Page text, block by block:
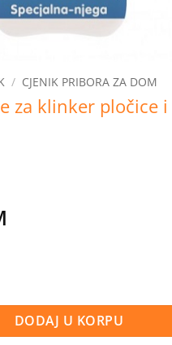
/ CJENIK PRIBORA ZA DOM
za klinker pločice i
pločice i keramiku količina
DODAJ U KORPU